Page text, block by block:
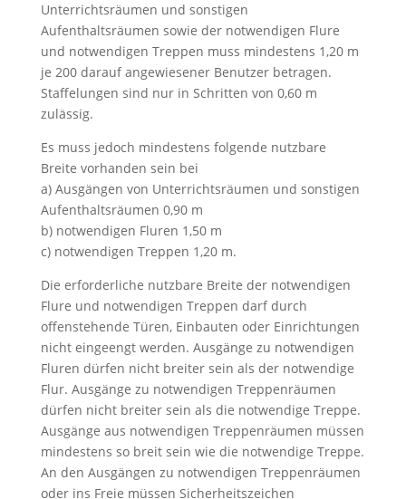
Unterrichtsräumen und sonstigen
Aufenthaltsräumen sowie der notwendigen Flure
und notwendigen Treppen muss mindestens 1,20 m
je 200 darauf angewiesener Benutzer betragen.
Staffelungen sind nur in Schritten von 0,60 m
zulässig.
Es muss jedoch mindestens folgende nutzbare
Breite vorhanden sein bei
a) Ausgängen von Unterrichtsräumen und sonstigen
Aufenthaltsräumen 0,90 m
b) notwendigen Fluren 1,50 m
c) notwendigen Treppen 1,20 m.
Die erforderliche nutzbare Breite der notwendigen
Flure und notwendigen Treppen darf durch
offenstehende Türen, Einbauten oder Einrichtungen
nicht eingeengt werden. Ausgänge zu notwendigen
Fluren dürfen nicht breiter sein als der notwendige
Flur. Ausgänge zu notwendigen Treppenräumen
dürfen nicht breiter sein als die notwendige Treppe.
Ausgänge aus notwendigen Treppenräumen müssen
mindestens so breit sein wie die notwendige Treppe.
An den Ausgängen zu notwendigen Treppenräumen
oder ins Freie müssen Sicherheitszeichen